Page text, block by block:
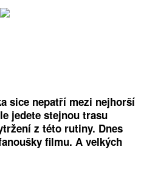
sice nepatří mezi nejhorší
jedete stejnou trasu
z této rutiny. Dnes
filmu. A velkých